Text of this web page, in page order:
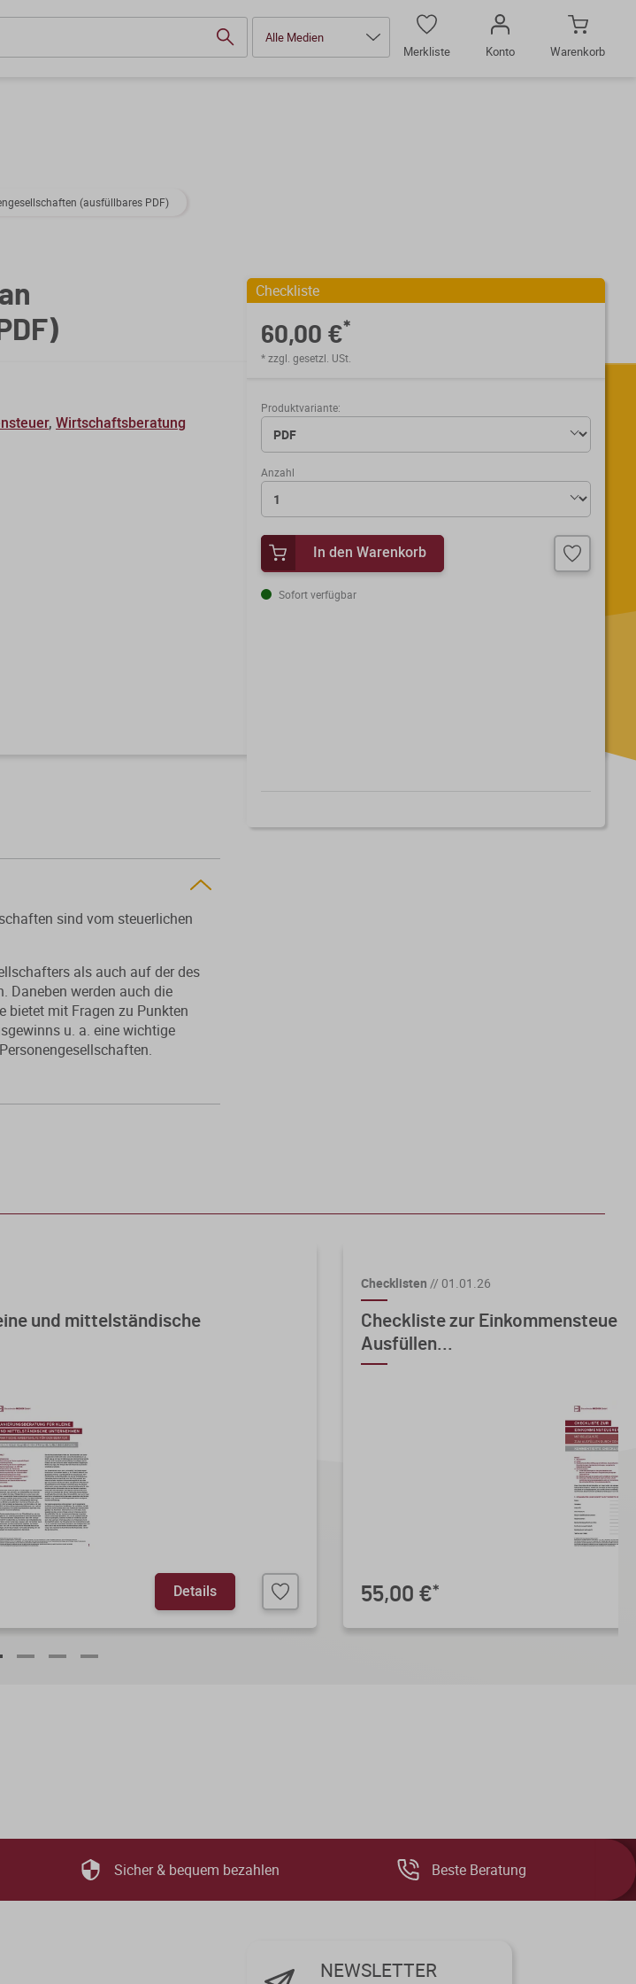
Alle Medien
Merkliste
Konto Warenkorb
(ausfüllbares PDF)
, Wirtschaftsberatung
Checkliste
60,00 €*
* zzgl. gesetzl. USt.
Produktvariante:
Anzahl
In den Warenkorb
Sofort verfügbar
sind vom steuerlichen
als auch auf der des
Daneben werden auch die
bietet mit Fragen zu Punkten
u. a. eine wichtige
und mittelständische
Details
Checklisten // 01.01.26
Checkliste zur
Ausfüllen...
55,00 €*
Sicher & bequem bezahlen Beste Beratung
NEWSLETTER